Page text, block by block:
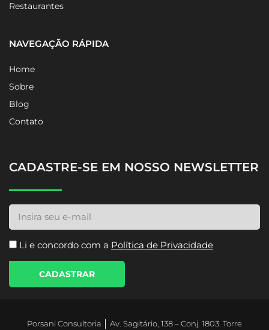
Restaurantes
NAVEGAÇÃO RÁPIDA
Home
Sobre
Blog
Contato
CADASTRE-SE EM NOSSO NEWSLETTER
Li e concordo com a Política de Privacidade
CADASTRAR
Porsani Consultoria │ Av. Sagitário, 138 – Conj. 1803. Torre